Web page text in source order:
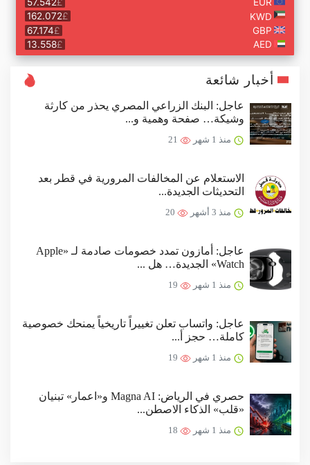
أخبار شائعة
عاجل: البنك الزراعي المصري يحذر من كارثة
وشيكة… صفحة وهمية و...
منذ 1 شهر
الاستعلام عن المخالفات المرورية في قطر بعد
التحديثات الجديدة...
منذ 3 أشهر
عاجل: أمازون تمدد خصومات صادمة لـ «Apple
Watch» الجديدة… هل ...
منذ 1 شهر
عاجل: واتساب تعلن تغييراً تاريخياً يمنحك خصوصية
كاملة… حجز أ...
منذ 1 شهر
حصري في الرياض: Magna AI و«اعمار» تبنيان
«قلب» الذكاء الاصطن...
منذ 1 شهر